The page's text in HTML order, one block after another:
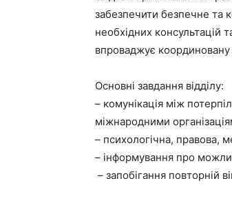
забезпечити безпечне та
необхідних консультацій
впроваджує
Основні завдання відділу:
– комунікація між
міжнародними
– психологічна, правова,
– інформування про
– запобігання повторній